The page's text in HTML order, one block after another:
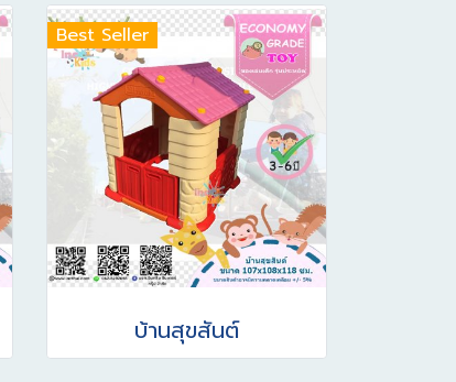
Best Seller
บ้านสุขสันต์